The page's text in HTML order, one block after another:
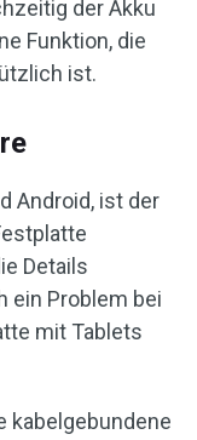
der Akku
Funktion, die
ist.
Android, ist der
Details
ein Problem bei
mit Tablets
kabelgebundene